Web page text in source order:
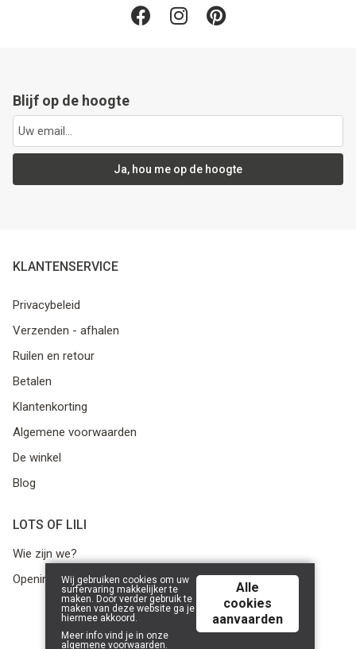
Blijf op de hoogte
Ja, hou me op de hoogte
KLANTENSERVICE
Privacybeleid
Verzenden - afhalen
Ruilen en retour
Betalen
Klantenkorting
Algemene voorwaarden
De winkel
Blog
LOTS OF LILI
Wie zijn we?
Openingsuren
© 2026 Lots of Lili | Powered by
Wij gebruiken cookies om uw
surfervaring makkelijker te
maken. Door verder gebruik te
maken van deze website ga je
hiermee akkoord.
Meer info vind je in onze
algemene voorwaarden.
Alle
cookies
aanvaarden